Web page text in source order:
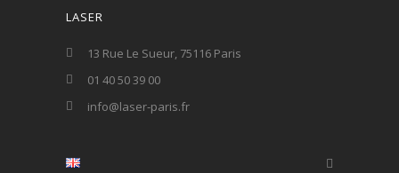
LASER
13 Rue Le Sueur, 75116 Paris
01 40 50 39 00
info@laser-paris.fr